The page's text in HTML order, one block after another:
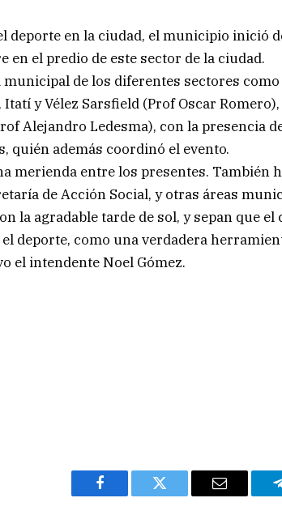
deporte en la ciudad, el municipio inició
el predio de este sector de la ciudad.
de los diferentes sectores
y Vélez Sarsfield (Prof Oscar
Alejandro Ledesma), con la presencia
quién además coordinó el evento.
merienda entre los presentes. También
de Acción Social, y otras áreas
la agradable tarde de sol, y sepan que
deporte, como una verdadera
el intendente Noel Gómez.
Facebook Twitter Email